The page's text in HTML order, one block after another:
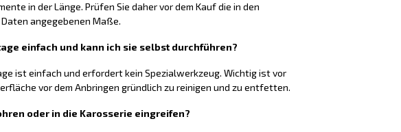
in der Länge. Prüfen Sie daher vor dem Kauf die in den
angegebenen Maße.
einfach und kann ich sie selbst durchführen?
ist einfach und erfordert kein Spezialwerkzeug. Wichtig ist vor
vor dem Anbringen gründlich zu reinigen und zu entfetten.
oder in die Karosserie eingreifen?